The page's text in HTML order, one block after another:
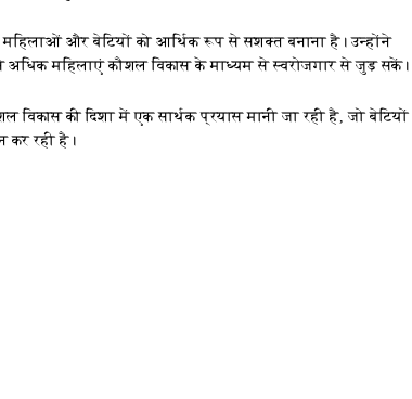
महिलाओं और बेटियों को आर्थिक रूप से सशक्त बनाना है। उन्होंने
अधिक महिलाएं कौशल विकास के माध्यम से स्वरोजगार से जुड़ सकें।
की दिशा में एक सार्थक प्रयास मानी जा रही है, जो बेटियों
कर रही है।